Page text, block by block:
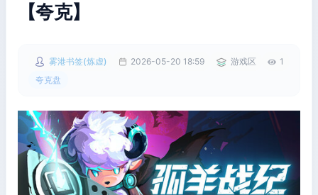
【夸克】
雾港书签(炼虚) 2026-05-20 18:59 游戏区
1
夸克盘